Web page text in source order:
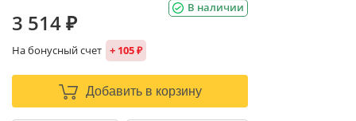
В наличии
3 514 ₽
На бонусный счет + 105 ₽
Добавить в корзину